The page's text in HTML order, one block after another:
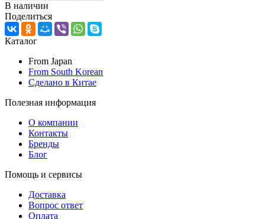
В наличии
Поделиться
Каталог
From Japan
From South Korean
Сделано в Китае
Полезная информация
О компании
Контакты
Бренды
Блог
Помощь и сервисы
Доставка
Вопрос ответ
Оплата